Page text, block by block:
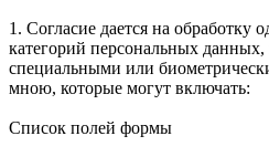
1. Согласие дается на обработку
категорий персональных
специальными или
мною, которые могут включать:
Список полей формы